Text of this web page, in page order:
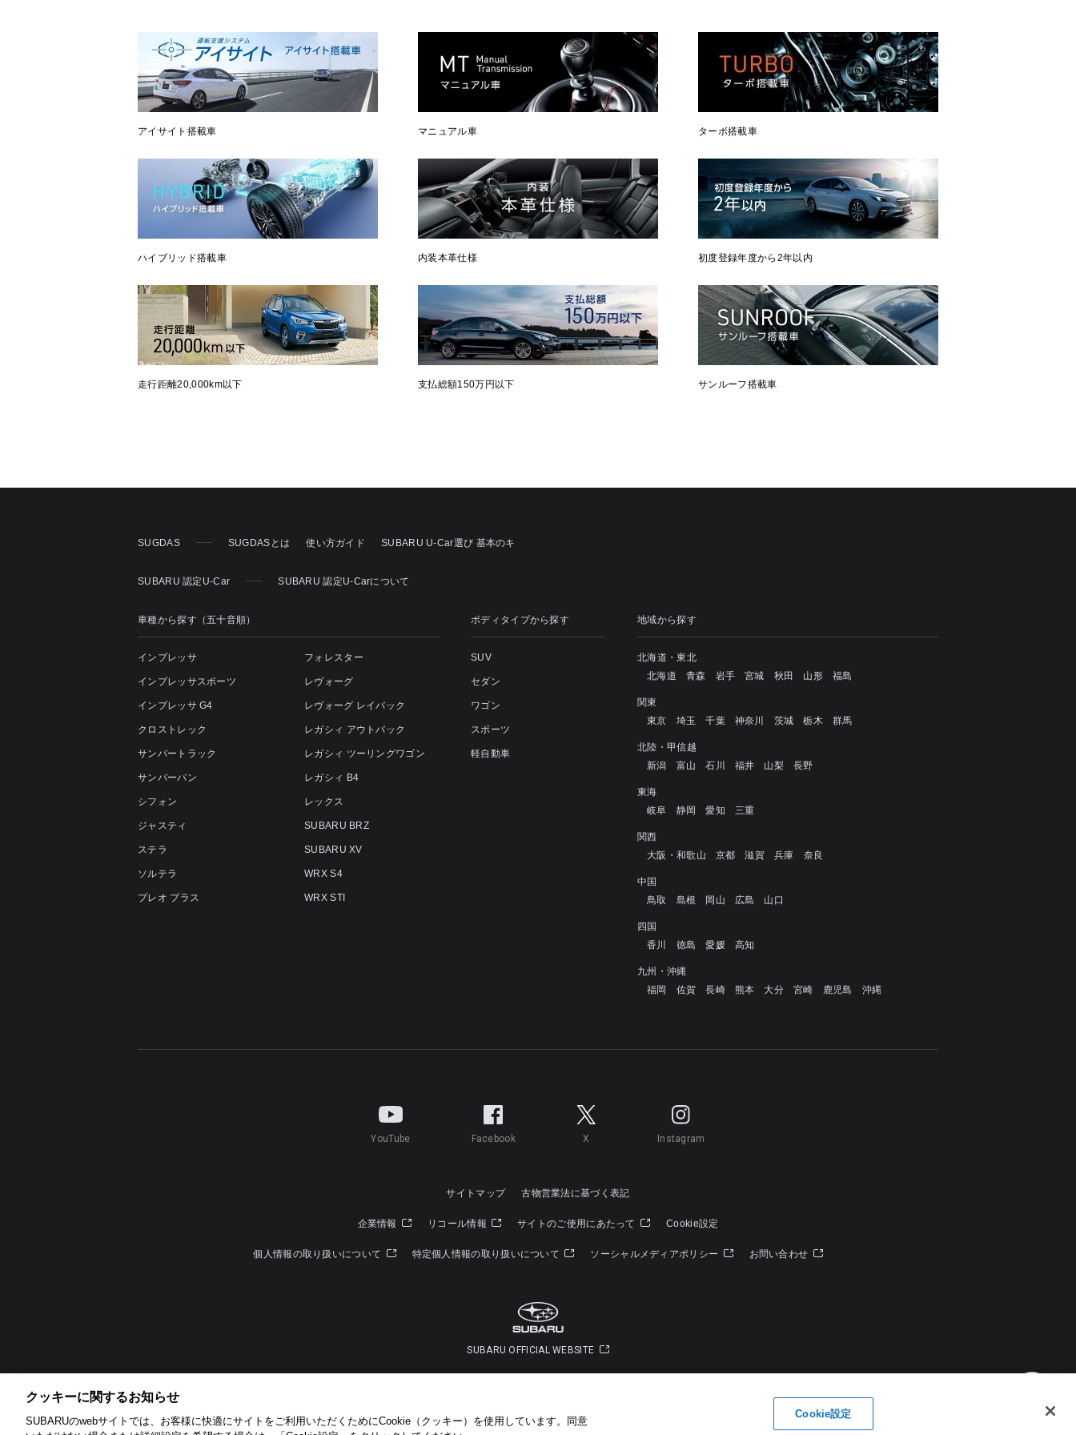
アイサイト搭載車 マニュアル車 ターボ搭載車
ハイブリッド搭載車 内装本革仕様 初度登録年度から2年以内
走行距離20,000km以下 支払総額150万円以下 サンルーフ搭載車
SUGDAS SUGDASとは 使い方ガイド SUBARU U-Car選び 基本のキ
SUBARU 認定U-Car SUBARU 認定U-Carについて
車種から探す（五十音順）
インプレッサ
インプレッサスポーツ
インプレッサ G4
クロストレック
サンバートラック
サンバーバン
シフォン
ジャスティ
ステラ
ソルテラ
プレオ プラス
フォレスター
レヴォーグ
レヴォーグ レイバック
レガシィ アウトバック
レガシィ ツーリングワゴン
レガシィ B4
レックス
SUBARU BRZ
SUBARU XV
WRX S4
WRX STI
ボディタイプから探す
SUV
セダン
ワゴン
スポーツ
軽自動車
地域から探す
北海道・東北
北海道
青森 岩手 宮城 秋田 山形 福島
関東
東京
埼玉 千葉 神奈川 茨城 栃木 群馬
北陸・甲信越
新潟
富山 石川 福井 山梨 長野
東海
岐阜
静岡 愛知 三重
関西
大阪・和歌山
京都 滋賀 兵庫 奈良
中国
鳥取
島根 岡山 広島 山口
四国
香川
徳島 愛媛 高知
九州・沖縄
福岡
佐賀 長崎 熊本 大分 宮崎 鹿児島 沖縄
YouTube Facebook X Instagram
サイトマップ 古物営業法に基づく表記
企業情報 リコール情報 サイトのご使用にあたって Cookie設定
個人情報の取り扱いについて 特定個人情報の取り扱いについて ソーシャルメディアポリシー お問い合わせ
SUBARU OFFICIAL WEBSITE
クッキーに関するお知らせ​
SUBARUのwebサイトでは、お客様に快適にサイトをご利用いただくためにCookie（クッキー）を使用しています。​ 同意
Cookie設定